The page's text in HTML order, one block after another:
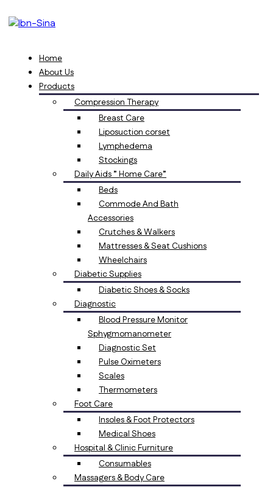
Home
About Us
Products
Compression Therapy
Breast Care
Liposuction corset
Lymphedema
Stockings
Daily Aids ” Home Care”
Beds
Commode And Bath
Accessories
Crutches & Walkers
Mattresses & Seat Cushions
Wheelchairs
Diabetic Supplies
Diabetic Shoes & Socks
Diagnostic
Blood Pressure Monitor
Sphygmomanometer
Diagnostic Set
Pulse Oximeters
Scales
Thermometers
Foot Care
Insoles & Foot Protectors
Medical Shoes
Hospital & Clinic Furniture
Consumables
Massagers & Body Care